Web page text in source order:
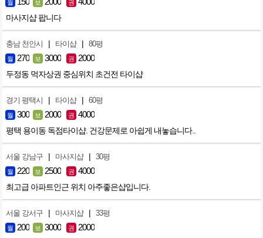
월 보 권
마사지샵 팝니다
충남 천안시 | 타이샵 | 80평
월 270 보 3000 권 2000
두정동 먹자상권 중심위치 초건전 타이샵
경기 평택시 | 타이샵 | 60평
월 300 보 2000 권 4000
평택 용이동 독점타이샵. 건강문제로 아쉽게 내놓습니다..
서울 강남구 | 마사지샵 | 30평
월 220 보 2500 권 4000
최고급 아파트인근 위치 아주좋은샵입니다.
서울 강서구 | 마사지샵 | 33평
월 200 보 3000 권 2000